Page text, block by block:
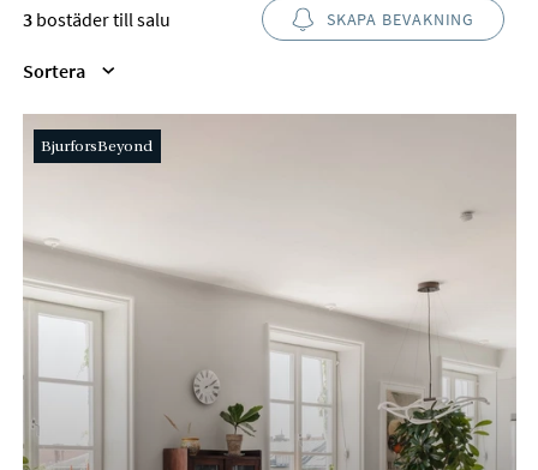
3bostäder till salu SKAPA BEVAKNING
Sortera
BjurforsBeyond